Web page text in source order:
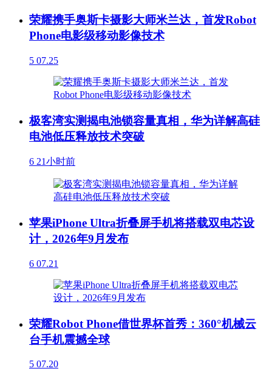
荣耀携手奥斯卡摄影大师米兰达，首发Robot
Phone电影级移动影像技术
5 07.25
极客湾实测揭电池锁容量真相，华为详解高硅
电池低压释放技术突破
6 21小时前
苹果iPhone Ultra折叠屏手机将搭载双电芯设
计，2026年9月发布
6 07.21
荣耀Robot Phone借世界杯首秀：360°机械云
台手机震撼全球
5 07.20